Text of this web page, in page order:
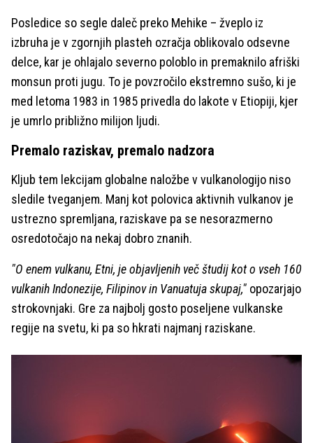
Posledice so segle daleč preko Mehike – žveplo iz
izbruha je v zgornjih plasteh ozračja oblikovalo odsevne
delce, kar je ohlajalo severno poloblo in premaknilo afriški
monsun proti jugu. To je povzročilo ekstremno sušo, ki je
med letoma 1983 in 1985 privedla do lakote v Etiopiji, kjer
je umrlo približno milijon ljudi.
Premalo raziskav, premalo nadzora
Kljub tem lekcijam globalne naložbe v vulkanologijo niso
sledile tveganjem. Manj kot polovica aktivnih vulkanov je
ustrezno spremljana, raziskave pa se nesorazmerno
osredotočajo na nekaj dobro znanih.
"O enem vulkanu, Etni, je objavljenih več študij kot o vseh 160
vulkanih Indonezije, Filipinov in Vanuatuja skupaj," opozarjajo
strokovnjaki. Gre za najbolj gosto poseljene vulkanske
regije na svetu, ki pa so hkrati najmanj raziskane.